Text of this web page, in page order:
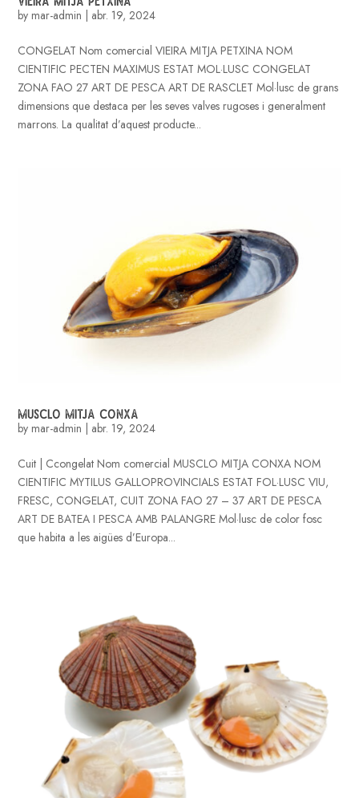
bymar-admin | abr. 19, 2024
CONGELAT Nom comercial VIEIRA MITJA PETXINA NOM
CIENTIFIC PECTEN MAXIMUS ESTAT MOL·LUSC CONGELAT
ZONA FAO 27 ART DE PESCA ART DE RASCLET Mol·lusc de grans
dimensions que destaca per les seves valves rugoses i generalment
marrons. La qualitat d’aquest producte...
MUSCLO MITJA CONXA
bymar-admin abr. 19, 2024
Cuit | Ccongelat Nom comercial MUSCLO MITJA CONXA NOM
CIENTIFIC MYTILUS GALLOPROVINCIALS ESTAT FOL·LUSC VIU,
FRESC, CONGELAT, CUIT ZONA FAO 27 – 37 ART DE PESCA
ART DE BATEA I PESCA AMB PALANGRE Mol·lusc de color fosc
que habita a les aigües d’Europa...